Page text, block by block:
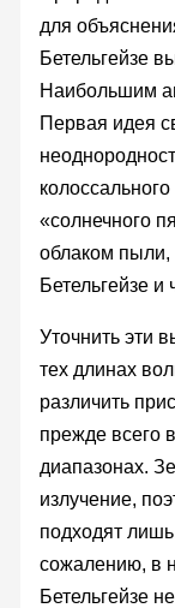
для
Бетельгейзе
Наибольшим
Первая идея
«солнечного
облаком
Бетельгейзе и
Уточнить эти
тех длинах
различить
прежде всего
диапазонах.
излучение,
подходят
сожалению, в
Бетельгейзе